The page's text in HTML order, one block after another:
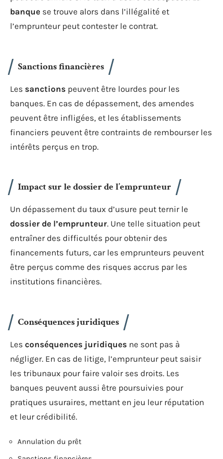
banque se trouve alors dans l’illégalité et
l’emprunteur peut contester le contrat.
Sanctions financières
Les sanctions peuvent être lourdes pour les
banques. En cas de dépassement, des amendes
peuvent être infligées, et les établissements
financiers peuvent être contraints de rembourser les
intérêts perçus en trop.
Impact sur le dossier de l’emprunteur
Un dépassement du taux d’usure peut ternir le
dossier de l’emprunteur. Une telle situation peut
entraîner des difficultés pour obtenir des
financements futurs, car les emprunteurs peuvent
être perçus comme des risques accrus par les
institutions financières.
Conséquences juridiques
Les conséquences juridiques ne sont pas à
négliger. En cas de litige, l’emprunteur peut saisir
les tribunaux pour faire valoir ses droits. Les
banques peuvent aussi être poursuivies pour
pratiques usuraires, mettant en jeu leur réputation
et leur crédibilité.
Annulation du prêt